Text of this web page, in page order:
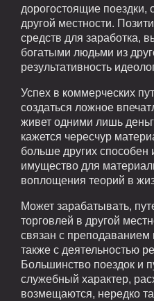
дорогостоящие поездки,
другой местности.
средств для заработка,
богатыми людьми из
результативность
Успех в коммерческих
создаться ложное
живет одними лишь
кажется чересчур
больше других способен
имущество для
воплощения теорий в
Может зарабатывать,
торговлей в другой
связан с
также с деятельностью
Большинство поездок и
служебный характер,
возмещаются, нередко